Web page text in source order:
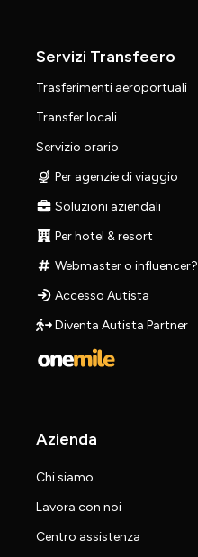
Servizi Transfeero
Trasferimenti aeroportuali
Transfer locali
Servizio orario
Per agenzie di viaggio
Soluzioni aziendali
Per hotel & resort
Webmaster o influencer?
Accesso Autista
Diventa Autista Partner
Azienda
Chi siamo
Lavora con noi
Centro assistenza